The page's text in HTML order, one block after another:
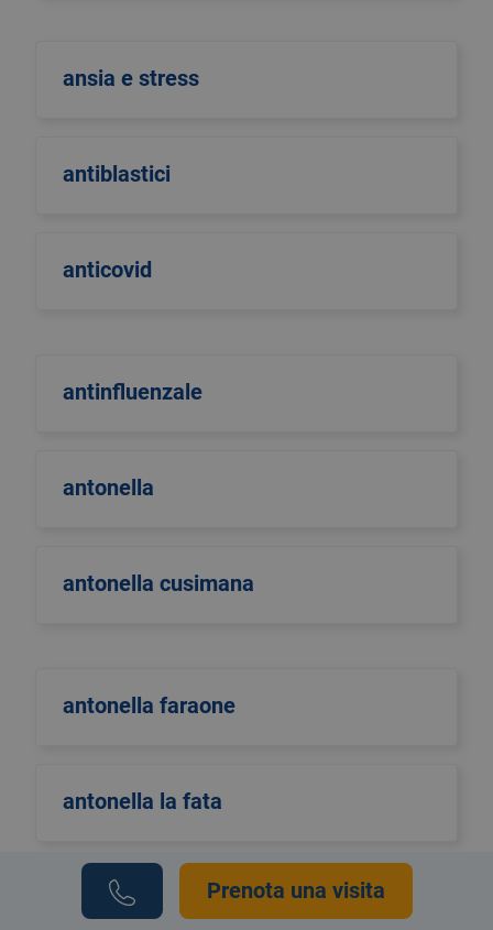
ansia e stress
antiblastici
anticovid
antinfluenzale
antonella
antonella cusimana
antonella faraone
antonella la fata
Antonella PellinoPrenota una visita